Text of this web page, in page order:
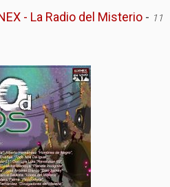
- La Radio del Misterio- 11